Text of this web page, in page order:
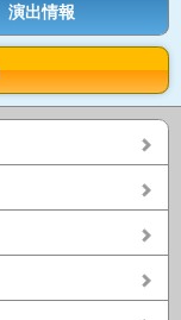
演出情報